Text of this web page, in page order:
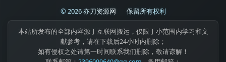
© 2026 亦刀资源网 保留所有权利
本站所发布的全部内容源于互联网搬运，仅限于小范围内学习和文
献参考，请在下载后24小时内删除；
如有侵权之处请第一时间联系我们删除，敬请谅解！